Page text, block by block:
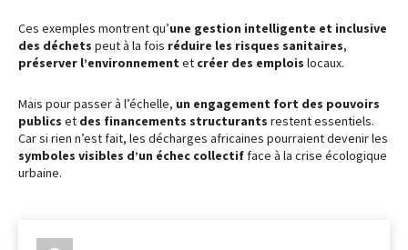
Ces exemples montrent qu’une gestion intelligente et inclusive
des déchets peut à la fois réduire les risques sanitaires,
préserver l’environnement et créer des emplois locaux.
Mais pour passer à l’échelle, un engagement fort des pouvoirs
publics et des financements structurants restent essentiels.
Car si rien n’est fait, les décharges africaines pourraient devenir les
symboles visibles d’un échec collectif face à la crise écologique
urbaine.